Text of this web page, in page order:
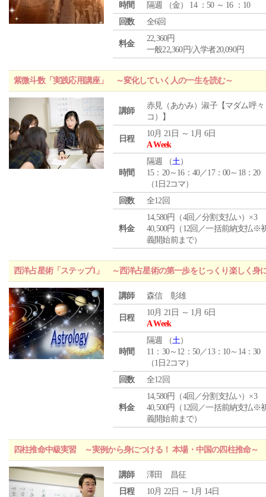
時間
隔週 （金） 14 ：50 ～ 16 ：10
回数
全6回
料金
22,360円
一般22,360円/入学者20,090円
紫微斗数「実践応用講座」 ～変化していく人の一生を読む～
講師
赤見（あかみ）淑子【マダム呼々
コ）】
日程
10月 21日 ～ 1月 6日
A Week
時間
隔週 （土）
15：20～16：40／17：00～18：20
（1日2コマ）
回数
全12回
料金
14,580円（4回／分割支払い）×3
40,500円（12回／一括前納支払※
義開始前まで）
西洋占星術「ステップ1」 ～西洋占星術の第一歩をじっくり楽しく身
講師 森信 彰雄
日程
10月 21日 ～ 1月 6日
A Week
時間
隔週 （土）
11：30～12：50／13：10～14：30
（1日2コマ）
回数
全12回
料金
14,580円（4回／分割支払い）×3
40,500円（12回／一括前納支払※
義開始前まで）
四柱推命中級実習 ～実例から身につける！ 本場・中国の四柱推命～
講師
澤田 昌征
日程
10月 22日 ～ 1月 14日